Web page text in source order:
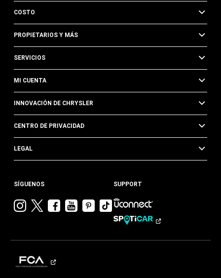
COSTO
PROPIETARIOS Y MÁS
SERVICIOS
MI CUENTA
INNOVACIÓN DE CHRYSLER
CENTRO DE PRIVACIDAD
LEGAL
SÍGUENOS
VisitarVisitarVisitar
Chrysler en
Visitar
Chrysler en
Visitar
Chrysler en
Pinterest
Visita
Chrysler
Tik
SUPPORT